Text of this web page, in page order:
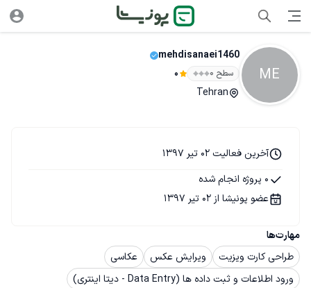
ME
mehdisanaei1460
سطح ۰ 0
Tehran
مهارت‌ها
طراحی کارت ویزیت
ویرایش عکس
عکاسی
ورود اطلاعات و ثبت داده ها (Data Entry - دیتا اینتری)
آخرین فعالیت 02 تیر 1397
0 پروژه انجام شده
عضو پونیشا از 02 تیر 1397